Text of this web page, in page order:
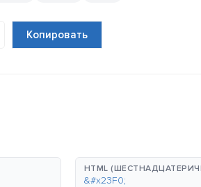
Копировать
HTML
&#x23F0;